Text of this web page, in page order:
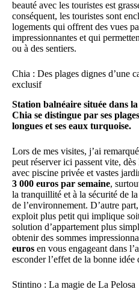
beauté avec les touristes est
conséquent, les touristes sont
logements qui offrent des vues
impressionnantes et qui
ou à des sentiers.
Chia : Des plages dignes d’une
exclusif
Station balnéaire située dans
Chia se distingue par ses
longues et ses eaux turquoise.
Lors de mes visites, j’ai
peut réserver ici passent vite,
avec piscine privée et vastes
3 000 euros par semaine,
la tranquillité et à la sécurité de
de l’environnement. D’autre
exploit plus petit qui implique
solution d’appartement plus
obtenir des sommes
euros en vous engageant dans
esconder l’effet de la bonne idée
Stintino : La magie de La Pelosa